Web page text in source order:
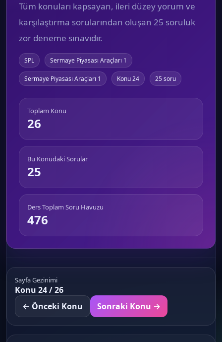
Tüm konuları kapsayan, ileri düzey yorum ve
karşılaştırma sorularından oluşan 25 soruluk
zor deneme sınavıdır.
SPL Sermaye Piyasası Araçları 1
Sermaye Piyasası Araçları 1 Konu 24 25 soru
Toplam Konu
26
Bu Konudaki Sorular
25
Ders Toplam Soru Havuzu
476
Sayfa Gezinimi
Konu 24 / 26
← Önceki Konu
Sonraki Konu →